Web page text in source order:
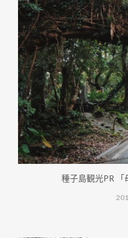
種子島観光PR